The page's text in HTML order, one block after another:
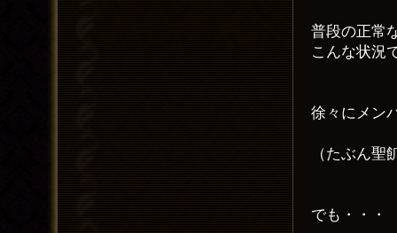
普段の正常
こんな状況
徐々にメン
（たぶん
でも・・・